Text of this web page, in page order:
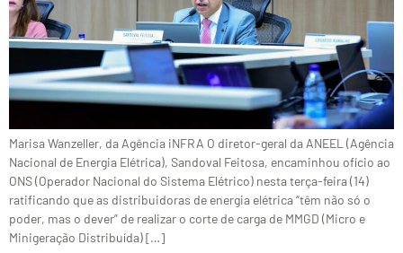
Marisa Wanzeller, da Agência iNFRA O diretor-geral da ANEEL (Agência
Nacional de Energia Elétrica), Sandoval Feitosa, encaminhou ofício ao
ONS (Operador Nacional do Sistema Elétrico) nesta terça-feira (14)
ratificando que as distribuidoras de energia elétrica “têm não só o
poder, mas o dever” de realizar o corte de carga de MMGD (Micro e
Minigeração Distribuída) […]